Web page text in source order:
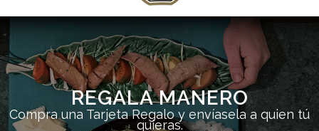
REGALA MANERO
Compra una Tarjeta Regalo y envíasela a quien tú
quieras.